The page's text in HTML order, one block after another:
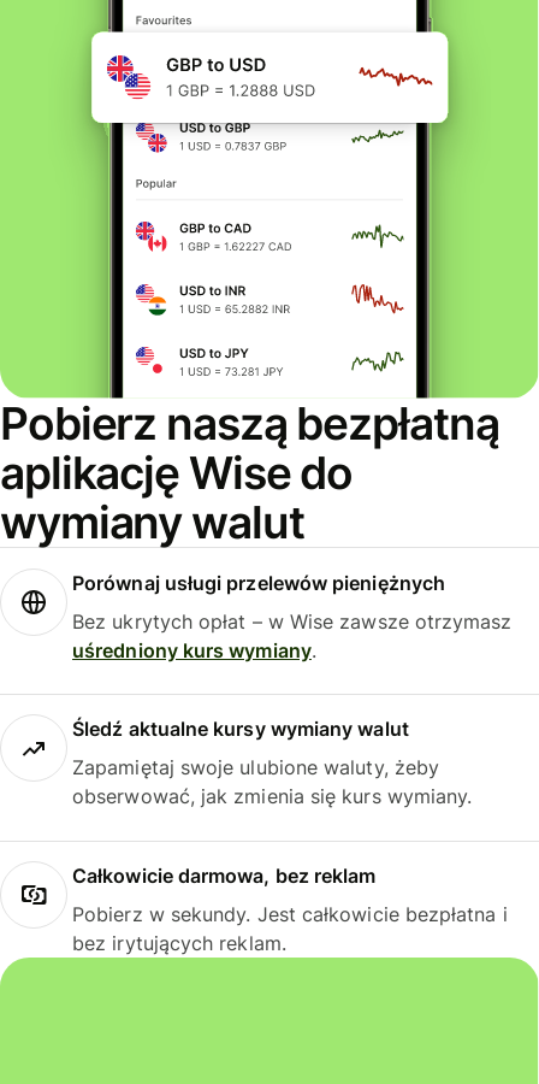
Pobierz naszą bezpłatną
aplikację Wise do
wymiany walut
Porównaj usługi przelewów pieniężnych
Bez ukrytych opłat – w Wise zawsze otrzymasz
uśredniony kurs wymiany.
Śledź aktualne kursy wymiany walut
Zapamiętaj swoje ulubione waluty, żeby
obserwować, jak zmienia się kurs wymiany.
Całkowicie darmowa, bez reklam
Pobierz w sekundy. Jest całkowicie bezpłatna i
bez irytujących reklam.